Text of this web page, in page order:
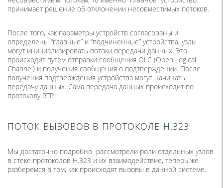
принимает решение об отклонении несовместимых потоков.
После того, как параметры устройств согласованы и
определены “главные” и “подчиненные” устройства, узлы
могут инициализировать потоки передачи данных. Это
происходит путем отправки сообщения OLC (Open Logical
Channel) и получения сообщения о подтверждении. После
получения подтверждения устройства могут начинать
передачу данных. Сама передача данных происходит по
протоколу RTP.
ПОТОК ВЫЗОВОВ В ПРОТОКОЛЕ H.323
Мы достаточно подробно рассмотрели роли отдельных узлов
в стеке протоколов H.323 и их взаимодействие, теперь же
разберемся в том, как происходят вызовы в данной системе.